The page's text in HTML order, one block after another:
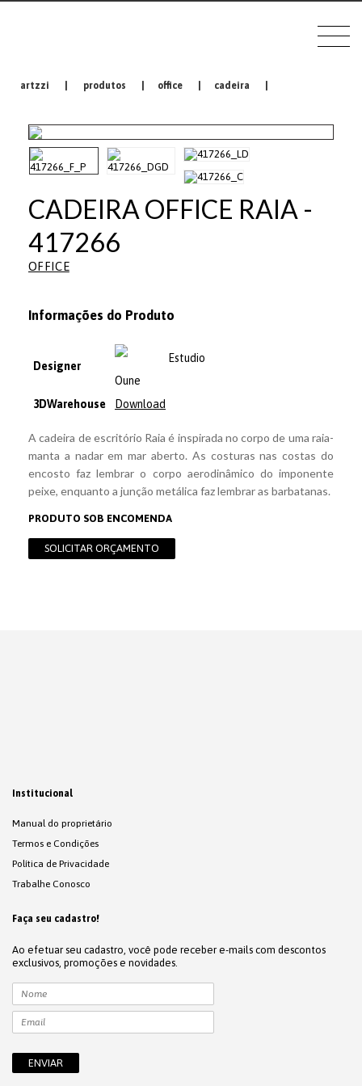
artzzi produtos office cadeira
CADEIRA OFFICE RAIA -
417266
OFFICE
Informações do Produto
Designer
Estudio
Oune
3DWarehouse
Download
A cadeira de escritório Raia é inspirada no corpo de uma raia-
manta a nadar em mar aberto. As costuras nas costas do
encosto faz lembrar o corpo aerodinâmico do imponente
peixe, enquanto a junção metálica faz lembrar as barbatanas.
PRODUTO SOB ENCOMENDA
SOLICITAR ORÇAMENTO
Institucional
Manual do proprietário
Termos e Condições
Política de Privacidade
Trabalhe Conosco
Faça seu cadastro!
Ao efetuar seu cadastro, você pode receber e-mails com descontos
exclusivos, promoções e novidades.